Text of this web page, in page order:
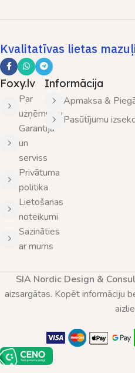
Kvalitatīvas lietas
Foxy.lv
Par
uzņēmumu
Garantija
un
serviss
Privātuma
politika
Lietošanas
noteikumi
Sazināties
ar mums
Informācija
Apmaksa &
Pasūtījumu
SIA Nordic Design &
aizsargātas. Kopēt informāciju